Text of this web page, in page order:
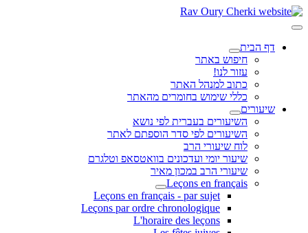
דף הבית
חיפוש באתר
עזור לנו!
כתוב למנהל האתר
כללי שימוש בחומרים מהאתר
שיעורים
השיעורים בעברית לפי נושא
השיעורים לפי סדר הוספתם לאתר
לוח שיעורי הרב
שיעור יומי ועדכונים בוואטסאפ וטלגרם
שיעורי הרב במכון מאיר
Leçons en français
Leçons en français - par sujet
Leçons par ordre chronologique
L'horaire des leçons